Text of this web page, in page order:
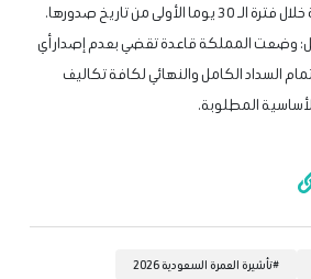
الأولى من تاريخ صدورها.
وضعت المملكة قاعدة تقضي بعدم إصدار أي
السداد الكامل والنهائي لكافة تكاليف
المطلوبة.
#تأشيرة العمرة السعودية 2026